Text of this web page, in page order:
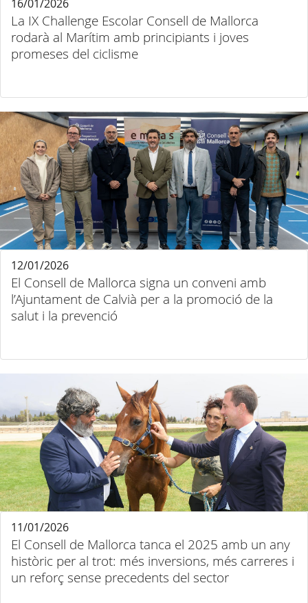
La IX Challenge Escolar Consell de Mallorca
rodarà al Marítim amb principiants i joves
promeses del ciclisme
16/01/2026
El Consell de Mallorca signa un conveni amb
l’Ajuntament de Calvià per a la promoció de la
salut i la prevenció
12/01/2026
El Consell de Mallorca tanca el 2025 amb un any
històric per al trot: més inversions, més carreres i
un reforç sense precedents del sector
11/01/2026